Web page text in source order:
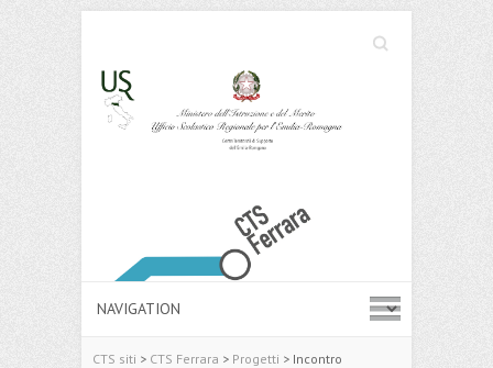
Search
Cerca
CTS siti > CTS Ferrara > Progetti > Incontro